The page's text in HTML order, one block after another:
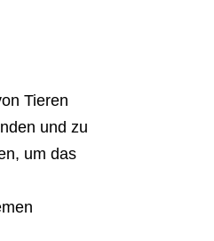
Tieren
und zu
um das